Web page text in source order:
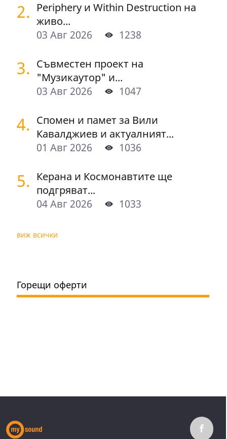
2. Periphery и Within Destruction на
живо...
03 Авг 2026
1238
3. Съвместен проект на
"Музикаутор" и...
03 Авг 2026
1047
4. Спомен и памет за Вили
Кавалджиев и актуалният...
01 Авг 2026
1036
5. Керана и Космонавтите ще
подгряват...
04 Авг 2026
1033
виж всички
Горещи оферти